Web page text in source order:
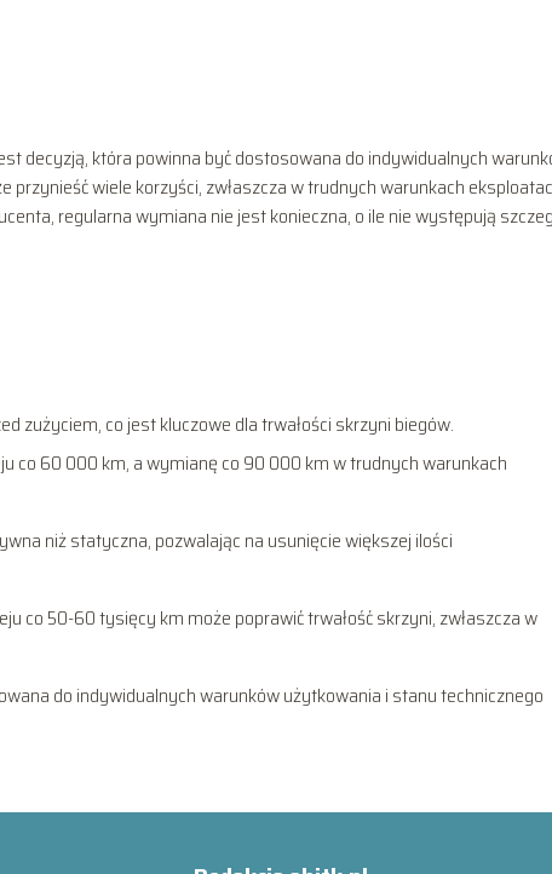
decyzją, która powinna być dostosowana do indywidualnych
wiele korzyści, zwłaszcza w trudnych warunkach
regularna wymiana nie jest konieczna, o ile nie występują
zużyciem, co jest kluczowe dla trwałości skrzyni biegów.
co 60 000 km, a wymianę co 90 000 km w trudnych warunkach
niż statyczna, pozwalając na usunięcie większej ilości
co 50-60 tysięcy km może poprawić trwałość skrzyni, zwłaszcza w
do indywidualnych warunków użytkowania i stanu technicznego